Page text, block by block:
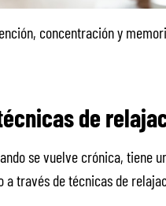
concentración y
de
se vuelve crónica, tiene
través de técnicas de